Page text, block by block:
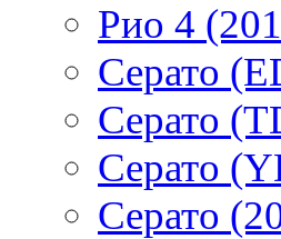
Рио 4
Серато
Серато
Серато
Серато